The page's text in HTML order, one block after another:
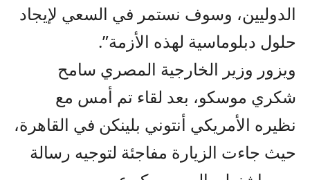
الدوليين، وسوف نستمر في السعي لإيجاد
حلول دبلوماسية لهذه الأزمة”.
ويزور وزير الخارجية المصري سامح
شكري موسكو، بعد لقاء تم أمس مع
نظيره الأمريكي أنتوني بلينكن في القاهرة،
حيث جاءت الزيارة مفاجئة لتوجيه رسالة